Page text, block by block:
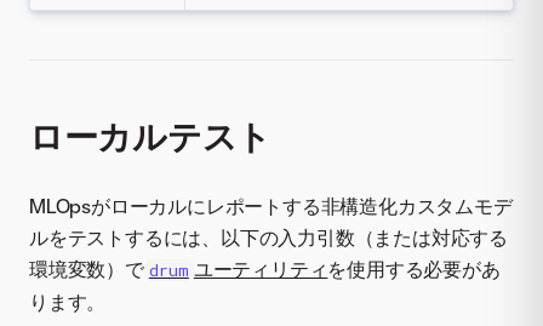
ローカルテスト
MLOpsがローカルにレポートする非構造化カスタムモデ
ルをテストするには、以下の入力引数（または対応する
環境変数）で drum ユーティリティ を使用する必要があ
ります。